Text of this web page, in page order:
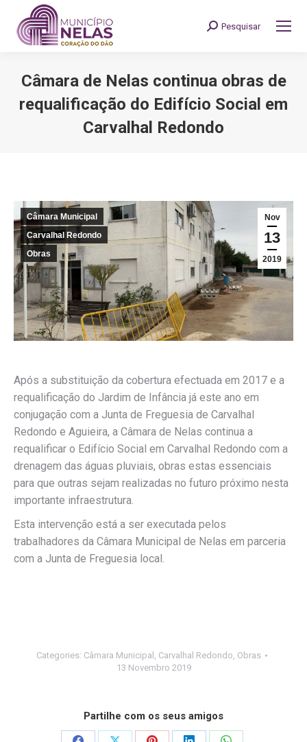
Search:
Pesquisar
Câmara de Nelas continua obras de
requalificação do Edifício Social em
Carvalhal Redondo
Nov
13
2019
Câmara Municipal
Carvalhal Redondo
Obras
Após a substituição da cobertura efectuada em 2017 e a
requalificação do Jardim de Infância já este ano em
conjugação com a Junta de Freguesia de Carvalhal
Redondo e Aguieira, a Câmara de Nelas continua a
requalificar o Edifício Social em Carvalhal Redondo com a
drenagem das águas pluviais, obras estas essenciais
para que outras sejam realizadas no futuro próximo nesta
importante infraestrutura.
Esta intervenção está a ser executada pelos
trabalhadores da Câmara Municipal de Nelas em parceria
com a Junta de Freguesia local.
Categories: Câmara Municipal , Carvalhal Redondo, Obras
13 Novembro 2019
Partilhe com os seus amigos